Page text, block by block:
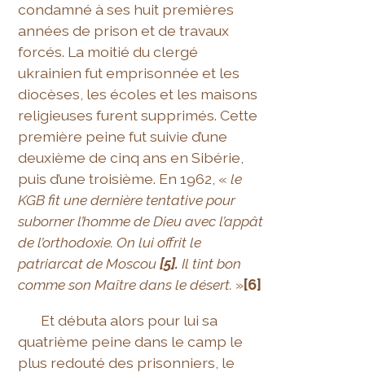
condamné à ses huit premières
années de prison et de travaux
forcés. La moitié du clergé
ukrainien fut emprisonnée et les
diocèses, les écoles et les maisons
religieuses furent supprimés. Cette
première peine fut suivie d’une
deuxième de cinq ans en Sibérie,
puis d’une troisième. En 1962, «le
KGB fit une dernière tentative pour
suborner l’homme de Dieu avec l’appât
de l’orthodoxie. On lui offrit le
patriarcat de Moscou[5]. Il tint bon
comme son Maître dans le désert. »[6]
Et débuta alors pour lui sa
quatrième peine dans le camp le
plus redouté des prisonniers, le